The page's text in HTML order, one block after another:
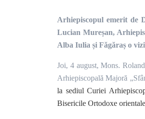
Arhiepiscopul emerit de
Lucian Mureșan,
Alba Iulia și Făgăraș o
Joi, 4 august, Mons.
Arhiepiscopală Majoră
la sediul Curiei
Bisericile Ortodoxe